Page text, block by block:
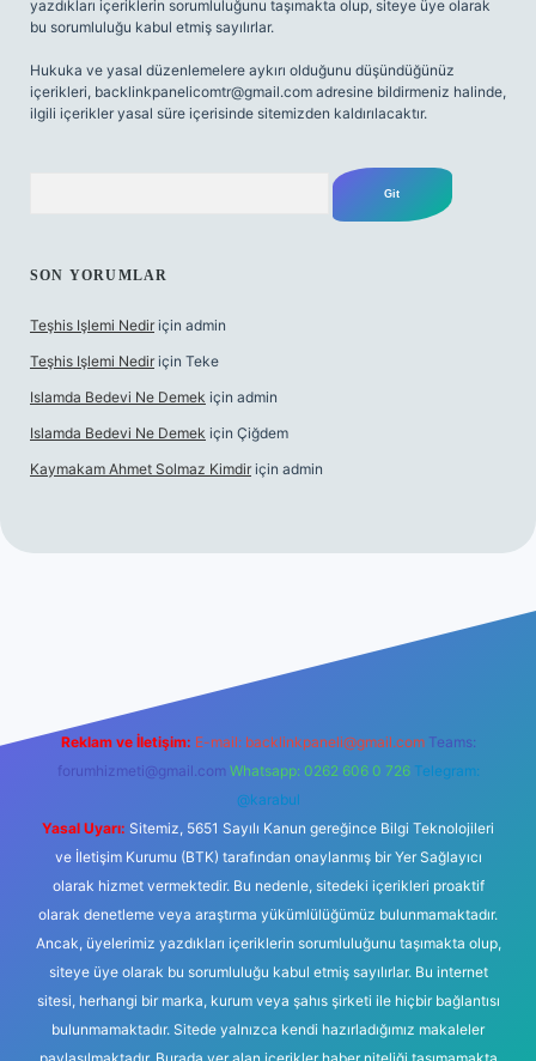
yazdıkları içeriklerin sorumluluğunu taşımakta olup, siteye üye olarak
bu sorumluluğu kabul etmiş sayılırlar.
Hukuka ve yasal düzenlemelere aykırı olduğunu düşündüğünüz
içerikleri, backlinkpanelicomtr@gmail.com adresine bildirmeniz halinde,
ilgili içerikler yasal süre içerisinde sitemizden kaldırılacaktır.
SON YORUMLAR
Teşhis Işlemi Nedir için admin
Teşhis Işlemi Nedir için Teke
Islamda Bedevi Ne Demek için admin
Islamda Bedevi Ne Demek için Çiğdem
Kaymakam Ahmet Solmaz Kimdir için admin
Reklam ve İletişim: E-mail: backlinkpaneli@gmail.com Teams:
forumhizmeti@gmail.com Whatsapp: 0262 606 0 726 Telegram:
@karabul
Yasal Uyarı: Sitemiz, 5651 Sayılı Kanun gereğince Bilgi Teknolojileri
ve İletişim Kurumu (BTK) tarafından onaylanmış bir Yer Sağlayıcı
olarak hizmet vermektedir. Bu nedenle, sitedeki içerikleri proaktif
olarak denetleme veya araştırma yükümlülüğümüz bulunmamaktadır.
Ancak, üyelerimiz yazdıkları içeriklerin sorumluluğunu taşımakta olup,
siteye üye olarak bu sorumluluğu kabul etmiş sayılırlar. Bu internet
sitesi, herhangi bir marka, kurum veya şahıs şirketi ile hiçbir bağlantısı
bulunmamaktadır. Sitede yalnızca kendi hazırladığımız makaleler